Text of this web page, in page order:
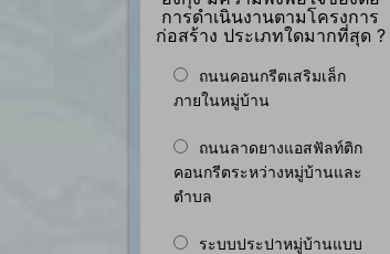
การดำเนินงานตามโครงการ
ก่อสร้าง ประเภทใดมากที่สุด ?
ถนนคอนกรีตเสริมเล็ก
ภายในหมู่บ้าน
ถนนลาดยางแอสฟัลท์ติก
คอนกรีตระหว่างหมู่บ้านและ
ตำบล
ระบบประปาหมู่บ้านแบบ